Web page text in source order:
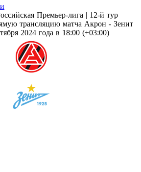
Премьер-лига | 12-й тур
трансляцию матча Акрон - Зенит
2024 года в 18:00 (+03:00)